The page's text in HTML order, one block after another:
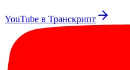
YouTube в Транскрипт